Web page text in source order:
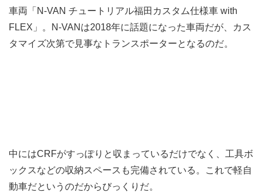
車両「N-VAN チュートリアル福田カスタム仕様車 with
FLEX」。N-VANは2018年に話題になった車両だが、カス
タマイズ次第で見事なトランスポーターとなるのだ。
中にはCRFがすっぽりと収まっているだけでなく、工具ボ
ックスなどの収納スペースも完備されている。これで軽自
動車だというのだからびっくりだ。